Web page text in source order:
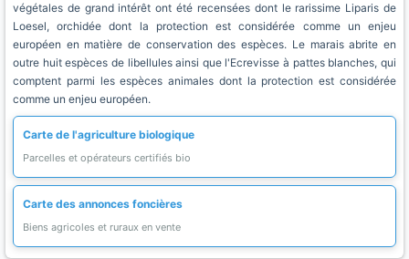
végétales de grand intérêt ont été recensées dont le rarissime Liparis de
Loesel, orchidée dont la protection est considérée comme un enjeu
européen en matière de conservation des espèces. Le marais abrite en
outre huit espèces de libellules ainsi que l'Ecrevisse à pattes blanches, qui
comptent parmi les espèces animales dont la protection est considérée
comme un enjeu européen.
Carte de l'agriculture biologique
Parcelles et opérateurs certifiés bio
Carte des annonces foncières
Biens agricoles et ruraux en vente